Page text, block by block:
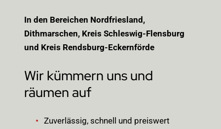
In den Bereichen Nordfriesland,
Dithmarschen, Kreis Schleswig-Flensburg
und Kreis Rendsburg-Eckernförde
Wir kümmern uns und
räumen auf
Zuverlässig, schnell und preiswert